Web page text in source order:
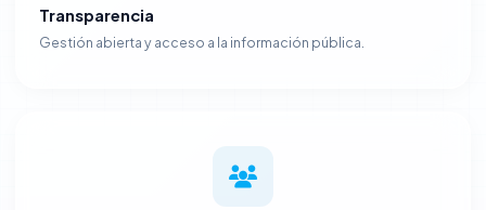
Transparencia
Gestión abierta y acceso a la información pública.